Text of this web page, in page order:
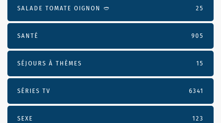
SALADE TOMATE OIGNON 🥙 25
SANTÉ 905
SÉJOURS À THÈMES 15
SÉRIES TV 6341
SEXE 123